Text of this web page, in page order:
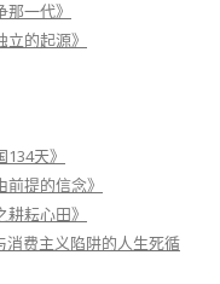
一代》
的起源》
天》
提的信念》
耘心田》
消费主义陷阱的人生死循